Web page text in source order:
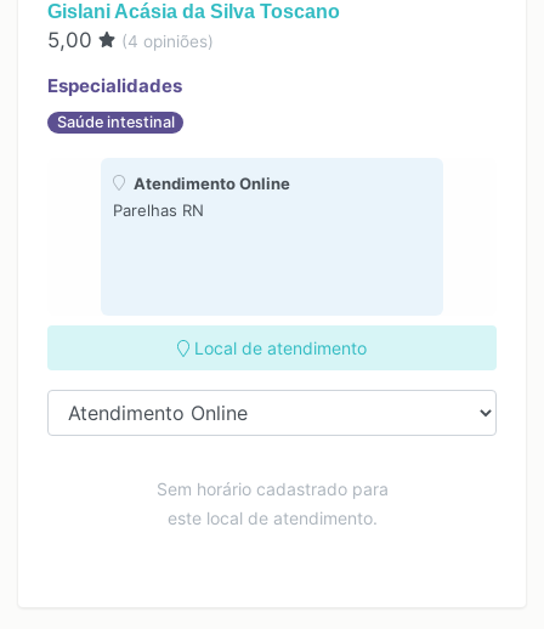
Gislani Acásia da Silva Toscano
5,00 (4 opiniões)
Especialidades
Saúde intestinal
Atendimento Online
Parelhas RN
Local de atendimento
Sem horário cadastrado para
este local de atendimento.